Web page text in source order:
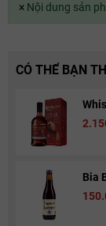
×Nội dung sản
CÓ THỂ BẠN
Bia